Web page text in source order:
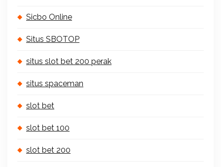
Sicbo Online
Situs SBOTOP
situs slot bet 200 perak
situs spaceman
slot bet
slot bet 100
slot bet 200